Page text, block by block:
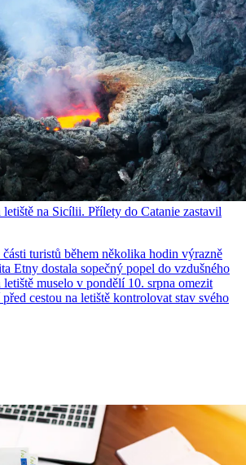
na Sicílii. Přílety do Catanie zastavil
turistů během několika hodin výrazně
Etny dostala sopečný popel do vzdušného
muselo v pondělí 10. srpna omezit
cestou na letiště kontrolovat stav svého